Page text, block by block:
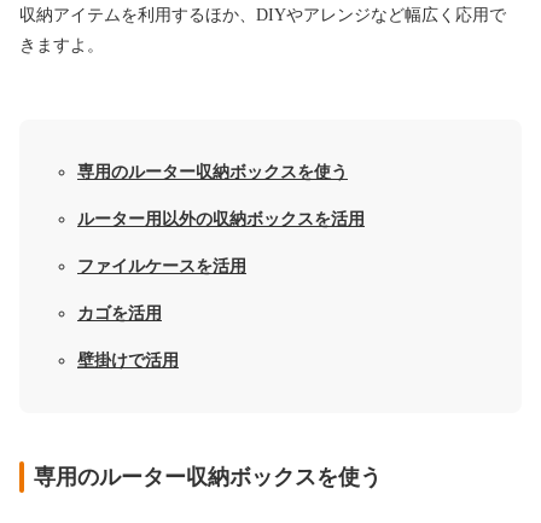
収納アイテムを利用するほか、DIYやアレンジなど幅広く応用で
きますよ。
専用のルーター収納ボックスを使う
ルーター用以外の収納ボックスを活用
ファイルケースを活用
カゴを活用
壁掛けで活用
専用のルーター収納ボックスを使う